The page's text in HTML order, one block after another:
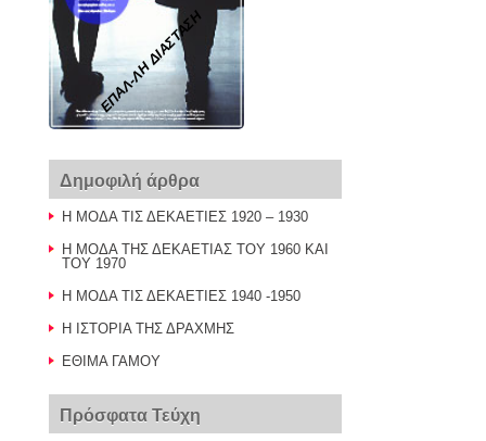
ΕΠΑΛ-ΛΗ ΔΙΑΣΤΑΣΗ
Δημοφιλή άρθρα
Η ΜΟΔΑ ΤΙΣ ΔΕΚΑΕΤΙΕΣ 1920 – 1930
Η ΜΟΔΑ ΤΗΣ ΔΕΚΑΕΤΙΑΣ ΤΟΥ 1960 ΚΑΙ
ΤΟΥ 1970
Η ΜΟΔΑ ΤΙΣ ΔΕΚΑΕΤΙΕΣ 1940 -1950
Η ΙΣΤΟΡΙΑ ΤΗΣ ΔΡΑΧΜΗΣ
ΕΘΙΜΑ ΓΑΜΟΥ
Πρόσφατα Τεύχη